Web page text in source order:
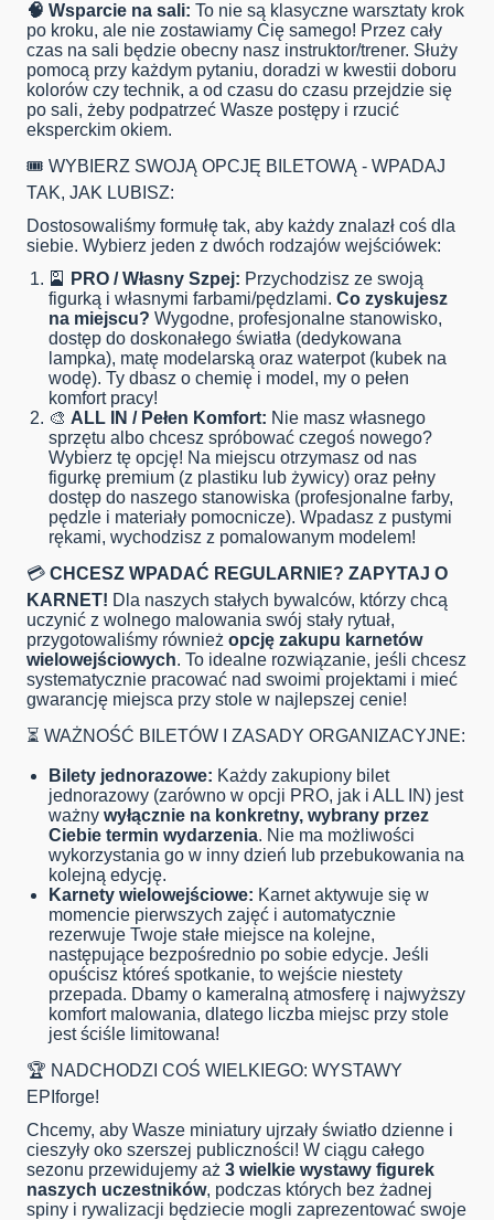
🧠 Wsparcie na sali: To nie są klasyczne warsztaty krok
po kroku, ale nie zostawiamy Cię samego! Przez cały
czas na sali będzie obecny nasz instruktor/trener. Służy
pomocą przy każdym pytaniu, doradzi w kwestii doboru
kolorów czy technik, a od czasu do czasu przejdzie się
po sali, żeby podpatrzeć Wasze postępy i rzucić
eksperckim okiem.
🎟️ WYBIERZ SWOJĄ OPCJĘ BILETOWĄ - WPADAJ
TAK, JAK LUBISZ:
Dostosowaliśmy formułę tak, aby każdy znalazł coś dla
siebie. Wybierz jeden z dwóch rodzajów wejściówek:
🎴
PRO / Własny Szpej: Przychodzisz ze swoją
figurką i własnymi farbami/pędzlami. Co zyskujesz
na miejscu? Wygodne, profesjonalne stanowisko,
dostęp do doskonałego światła (dedykowana
lampka), matę modelarską oraz waterpot (kubek na
wodę). Ty dbasz o chemię i model, my o pełen
komfort pracy!
🎨 ALL IN / Pełen Komfort: Nie masz własnego
sprzętu albo chcesz spróbować czegoś nowego?
Wybierz tę opcję! Na miejscu otrzymasz od nas
figurkę premium (z plastiku lub żywicy) oraz pełny
dostęp do naszego stanowiska (profesjonalne farby,
pędzle i materiały pomocnicze). Wpadasz z pustymi
rękami, wychodzisz z pomalowanym modelem!
💳 CHCESZ WPADAĆ REGULARNIE? ZAPYTAJ O
KARNET! Dla naszych stałych bywalców, którzy chcą
uczynić z wolnego malowania swój stały rytuał,
przygotowaliśmy również opcję zakupu karnetów
wielowejściowych. To idealne rozwiązanie, jeśli chcesz
systematycznie pracować nad swoimi projektami i mieć
gwarancję miejsca przy stole w najlepszej cenie!
⏳ WAŻNOŚĆ BILETÓW I ZASADY ORGANIZACYJNE:
Bilety jednorazowe: Każdy zakupiony bilet
jednorazowy (zarówno w opcji PRO, jak i ALL IN) jest
ważny wyłącznie na konkretny, wybrany przez
Ciebie termin wydarzenia. Nie ma możliwości
wykorzystania go w inny dzień lub przebukowania na
kolejną edycję.
Karnety wielowejściowe: Karnet aktywuje się w
momencie pierwszych zajęć i automatycznie
rezerwuje Twoje stałe miejsce na kolejne,
następujące bezpośrednio po sobie edycje. Jeśli
opuścisz któreś spotkanie, to wejście niestety
przepada. Dbamy o kameralną atmosferę i najwyższy
komfort malowania, dlatego liczba miejsc przy stole
jest ściśle limitowana!
🏆 NADCHODZI COŚ WIELKIEGO: WYSTAWY
EPIforge!
Chcemy, aby Wasze miniatury ujrzały światło dzienne i
cieszyły oko szerszej publiczności! W ciągu całego
sezonu przewidujemy aż 3 wielkie wystawy figurek
naszych uczestników, podczas których bez żadnej
spiny i rywalizacji będziecie mogli zaprezentować swoje